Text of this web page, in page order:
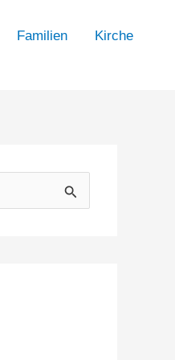
Familien Kirche